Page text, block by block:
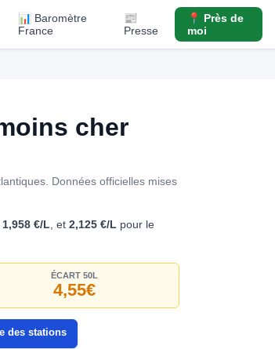
📊 Baromètre
France
📰
Presse
📍 Près de
moi
cher
Données officielles mises
1,958 €/L , et 2,125 €/L pour le
ÉCART 50L
4,55€
des stations